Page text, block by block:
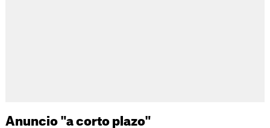
Anuncio "a corto plazo"